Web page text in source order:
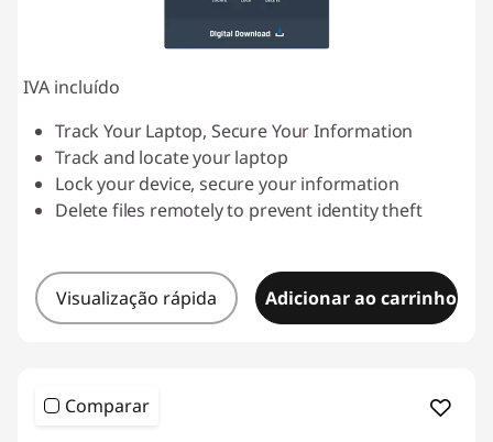
IVA incluído
Track Your Laptop, Secure Your Information
Track and locate your laptop
Lock your device, secure your information
Delete files remotely to prevent identity theft
Visualização rápida Adicionar ao carrinho
Comparar